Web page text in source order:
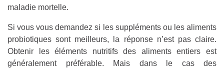
maladie mortelle.
Si vous vous demandez si les suppléments ou les aliments
probiotiques sont meilleurs, la réponse n’est pas claire.
Obtenir les éléments nutritifs des aliments entiers est
généralement préférable. Mais dans le cas des